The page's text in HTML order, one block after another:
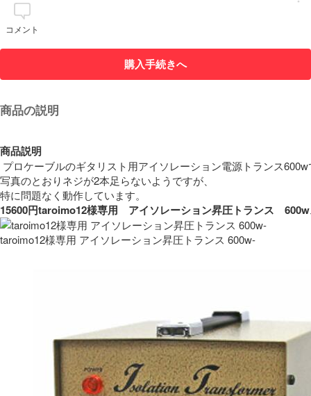
コメント
購入手続きへ
商品の説明
商品説明
プロケーブルのギタリスト用アイソレーション電源トランス
写真のとおりネジが2本足らないようですが、
15600円taroimo12様専用　アイソレーション昇圧トランス　
taroimo12様専用 アイソレーション昇圧トランス 600w-